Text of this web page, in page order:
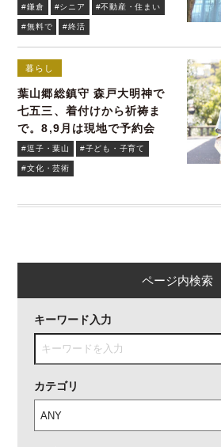
#鎌倉 #シニア #不動産・住まい
#無料で #終活
暮らし
葉山郷総鎮守 森戸大明神で
七五三、着付けから祈祷ま
で。8,9月は現地で予約会
#逗子・葉山 #子ども・子育て
#文化・芸術
ページ内検索
キーワード入力
カテゴリ